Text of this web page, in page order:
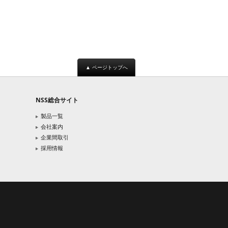
▲ ページトップへ
NSS総合サイト
製品一覧
会社案内
企業間取引
採用情報